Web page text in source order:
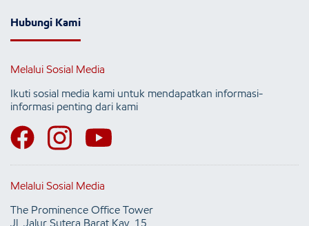
Hubungi Kami
Melalui Sosial Media
Ikuti sosial media kami untuk mendapatkan informasi-
informasi penting dari kami
Melalui Sosial Media
The Prominence Office Tower
Jl. Jalur Sutera Barat Kav. 15,